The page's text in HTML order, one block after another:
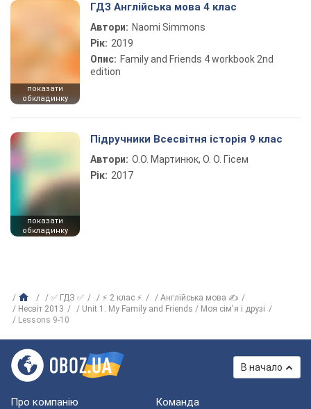
показати
обкладинку
ГДЗ Англійська мова 4 клас
Автори: Naomi Simmons
Рік: 2019
Опис: Family and Friends 4 workbook 2nd
edition
показати
обкладинку
Підручники Всесвітня історія 9 клас
Автори: О.О. Мартинюк, О. О. Гісем
Рік: 2017
✅ ГДЗ ✅ ⚡ 2 клас ⚡
Англійська мова ✍
Несвіт 2013
Unit 1. My Family and Friends / Моя сім'я і друзі
Lessons 9-10
В начало
Про компанію Команда